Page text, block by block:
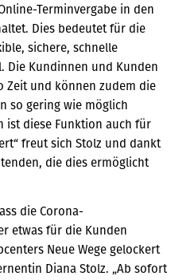
Terminvergabe in den
Dies bedeutet für die
sichere, schnelle
Die Kundinnen und Kunden
Zeit und können zudem die
so gering wie möglich
ist diese Funktion auch für
freut sich Stolz und dankt
die dies ermöglicht
die Corona-
etwas für die Kunden
Neue Wege gelockert
Diana Stolz. „Ab sofort